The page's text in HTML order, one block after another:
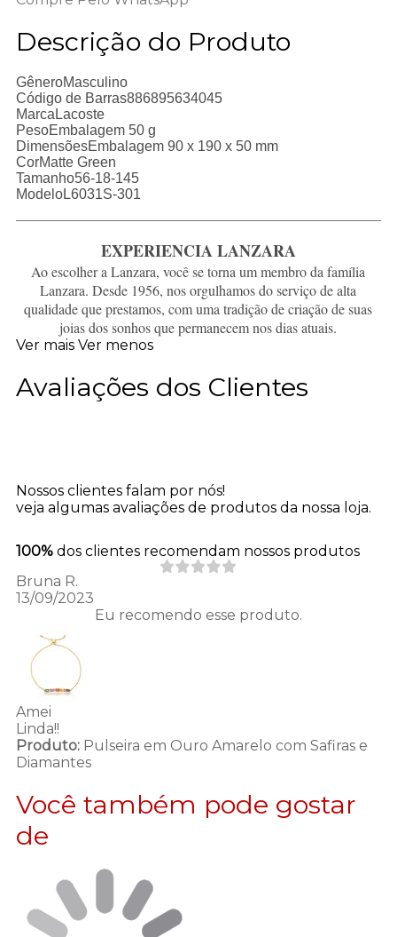
Descrição do Produto
GêneroMasculino
Código de Barras886895634045
MarcaLacoste
PesoEmbalagem 50 g
DimensõesEmbalagem 90 x 190 x 50 mm
CorMatte Green
Tamanho56-18-145
ModeloL6031S-301
EXPERIENCIA LANZARA
Ao escolher a Lanzara, você se torna um membro da família
Lanzara. Desde 1956, nos orgulhamos do serviço de alta
qualidade que prestamos, com uma tradição de criação de suas
joias dos sonhos que permanecem nos dias atuais.
Ver mais Ver menos
Avaliações dos Clientes
Nossos clientes falam por nós!
veja algumas avaliações de produtos da nossa loja.
100% dos clientes recomendam nossos produtos
Bruna R.
13/09/2023
Eu recomendo esse produto.
Amei
Linda!!
Produto:Pulseira em Ouro Amarelo com Safiras e
Diamantes
Você também pode gostar
de